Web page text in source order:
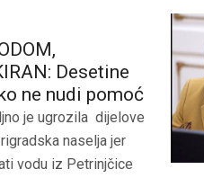
Desetine
ne nudi pomoć
je ugrozila dijelove
naselja jer
vodu iz Petrinjčice